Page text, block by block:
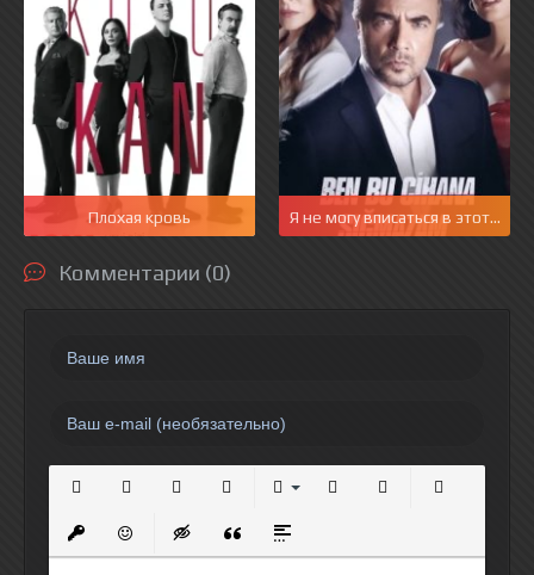
Плохая кровь Я не могу вписаться в этот мир
Комментарии (0)
Вставить защищенную ссылку
Вставить смайлик
Вставка скрытого текста
Вставка цитаты
Вставка спойлера